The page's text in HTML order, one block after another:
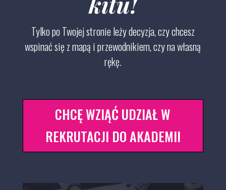
Tylko po Twojej stronie leży decyzja, czychcesz
wspinać się z mapą i przewodnikiem,czy na własną
rękę.
CHCĘ WZIĄĆ UDZIAŁ W
REKRUTACJI DO AKADEMII